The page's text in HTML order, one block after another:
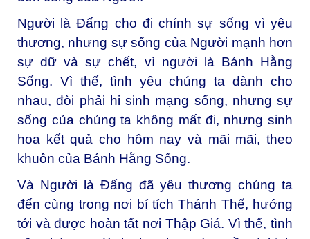
Người là Đấng cho đi chính sự sống vì yêu
thương, nhưng sự sống của Người mạnh hơn
sự dữ và sự chết, vì người là Bánh Hằng
Sống. Vì thế, tình yêu chúng ta dành cho
nhau, đòi phải hi sinh mạng sống, nhưng sự
sống của chúng ta không mất đi, nhưng sinh
hoa kết quả cho hôm nay và mãi mãi, theo
khuôn của Bánh Hằng Sống.
Và Người là Đấng đã yêu thương chúng ta
đến cùng trong nơi bí tích Thánh Thể, hướng
tới và được hoàn tất nơi Thập Giá. Vì thế, tình